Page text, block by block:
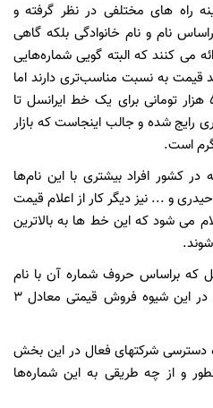
راه های مختلفی در نظر گرفته و
نام و نام خانوادگی بلکه گاهی
می کنند که البته گویی شماره‌هایی
به نسبت مناسب‌تری دارند اما
در همین موارد هم از قیمت 500 هزار تومانی برای یک خط ایرانسل تا
رایج شده و جالب اینجاست که بازار
است.
در کشور افراد بیشتری با این نام‌ها
و ... نیز دیگر کار از اعلام قیمت
می شود که این خط ها به بالاترین
که براساس حروف شماره آن با نام
خانوادگی dadashi همخوانی دارد در این شیوه فروش قیمتی معادل 3
دسترسی شرکتهای فعال در این بخش
و از چه طریقی به این شماره‌ها